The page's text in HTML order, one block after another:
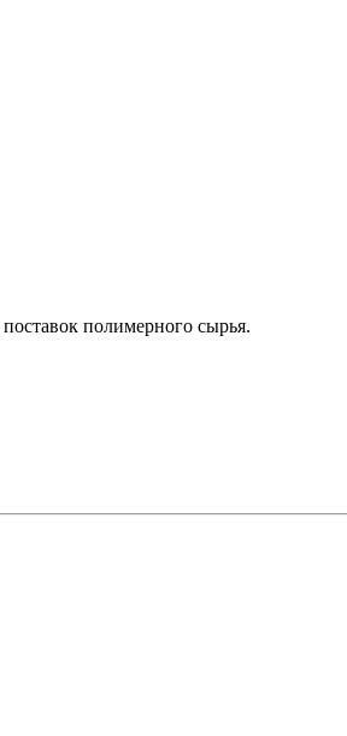
полимерного сырья.